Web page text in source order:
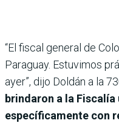
“El fiscal general de
Paraguay. Estuvimos
ayer”, dijo Doldán a la
brindaron a la
específicamente con